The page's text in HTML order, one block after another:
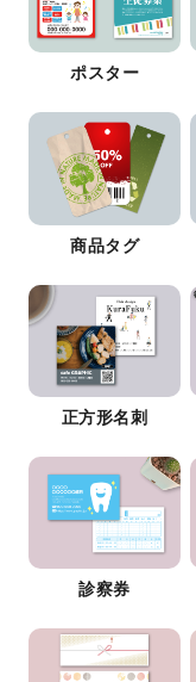
ポスター
商品タグ
正方形名刺
診察券